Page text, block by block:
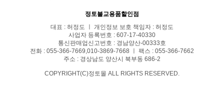
정토불교용품할인점
대표 : 허정도 ㅣ 개인정보 보호 책임자 : 허정도
사업자 등록번호 : 607-17-40330
통신판매업신고번호 : 경남양산-00333호
전화 : 055-366-7669,010-3869-7668 ㅣ 팩스 : 055-366-7662
주소 : 경상남도 양산시 북부동 686-2
COPYRIGHT(C)정토몰 ALL RIGHTS RESERVED.